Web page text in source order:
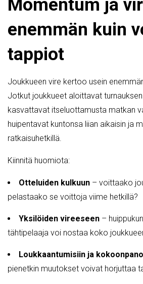
Momentum ja
enemmän kuin
tappiot
Joukkueen vire kertoo usein
Jotkut joukkueet aloittavat
kasvattavat itseluottamusta matkan
huipentavat kuntonsa liian aikaisin ja
ratkaisuhetkillä.
Kiinnitä huomiota:
Otteluiden kulkuun – voittaako
pelastaako se voittoja viime hetkillä?
Yksilöiden vireeseen –
tähtipelaaja voi nostaa koko
Loukkaantumisiin ja
pienetkin muutokset voivat horjuttaa